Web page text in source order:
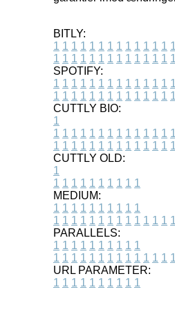
BITLY:
1 1 1 1 1 1 1 1 1 1 1 1 1 1
1 1 1 1 1 1 1 1 1 1 1 1 1 1
SPOTIFY:
1 1 1 1 1 1 1 1 1 1 1 1 1 1
1 1 1 1 1 1 1 1 1 1 1 1 1 1
CUTTLY BIO:
1
1 1 1 1 1 1 1 1 1 1 1 1 1 1
1 1 1 1 1 1 1 1 1 1 1 1 1 1
CUTTLY OLD:
1
1 1 1 1 1 1 1 1 1 1
MEDIUM:
1 1 1 1 1 1 1 1 1 1
1 1 1 1 1 1 1 1 1 1 1 1 1 1
PARALLELS:
1 1 1 1 1 1 1 1 1 1
1 1 1 1 1 1 1 1 1 1 1 1 1 1
URL PARAMETER:
1 1 1 1 1 1 1 1 1 1